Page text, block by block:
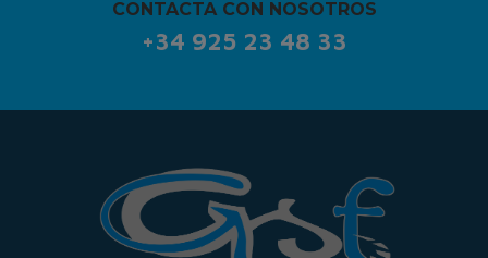
CONTACTA CON NOSOTROS
+34 925 23 48 33